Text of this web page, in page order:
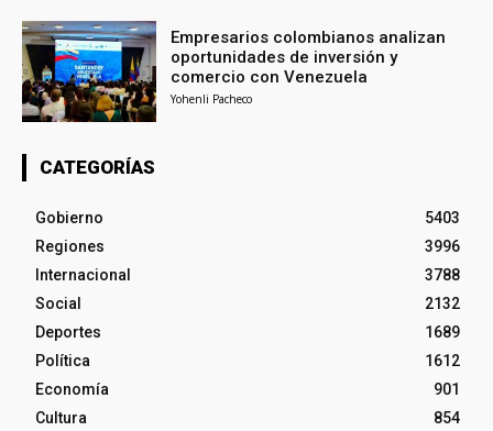
Empresarios colombianos analizan
oportunidades de inversión y
comercio con Venezuela
Yohenli Pacheco
CATEGORÍAS
Gobierno
5403
Regiones
3996
Internacional
3788
Social
2132
Deportes
1689
Política
1612
Economía
901
Cultura
854